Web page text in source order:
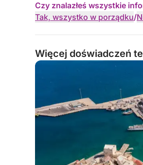
Czy znalazłeś wszystkie
Tak, wszystko w porządku/
Więcej doświadczeń